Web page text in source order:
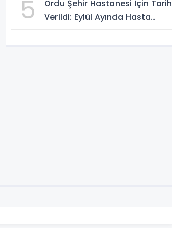
5
Ordu Şehir Hastanesi İçin Tarih
Verildi: Eylül Ayında Hasta